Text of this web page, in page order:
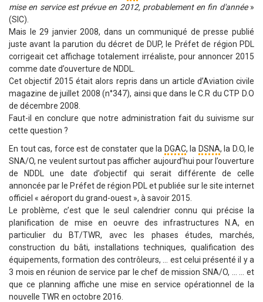
mise en service est prévue en 2012, probablement en fin d'année»
(SIC).
Mais le 29 janvier 2008, dans un communiqué de presse publié
juste avant la parution du décret de DUP, le Préfet de région PDL
corrigeait cet affichage totalement irréaliste, pour annoncer 2015
comme date d’ouverture de NDDL.
Cet objectif 2015 était alors repris dans un article d’Aviation civile
magazine de juillet 2008 (n°347), ainsi que dans le C.R du CTP D.O
de décembre 2008.
Faut-il en conclure que notre administration fait du suivisme sur
cette question ?
En tout cas, force est de constater que la DGAC, la DSNA, la D.O, le
SNA/O, ne veulent surtout pas afficher aujourd’hui pour l’ouverture
de NDDL une date d’objectif qui serait différente de celle
annoncée par le Préfet de région PDL et publiée sur le site internet
officiel « aéroport du grand-ouest », à savoir 2015.
Le problème, c’est que le seul calendrier connu qui précise la
planification de mise en oeuvre des infrastructures N.A, en
particulier du BT/TWR, avec les phases études, marchés,
construction du bâti, installations techniques, qualification des
équipements, formation des contrôleurs, … est celui présenté il y a
3 mois en réunion de service par le chef de mission SNA/O, … … et
que ce planning affiche une mise en service opérationnel de la
nouvelle TWR en octobre 2016.